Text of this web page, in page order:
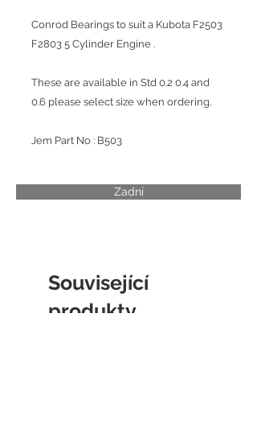
Conrod Bearings to suit a Kubota F2503
F2803 5 Cylinder Engine .
These are available in Std 0.2 0.4 and
0.6 please select size when ordering.
Jem Part No : B503
Zadní
Související
produkty